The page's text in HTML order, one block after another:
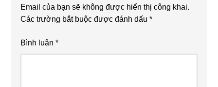
Email của bạn sẽ không được hiển thị công khai.
Các trường bắt buộc được đánh dấu*
Bình luận*